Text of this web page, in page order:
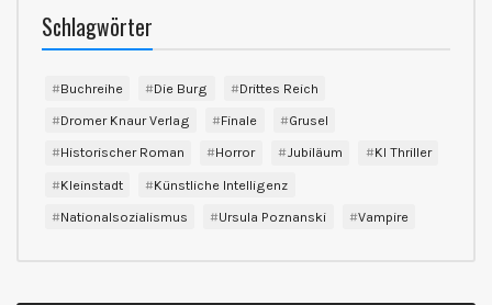
Schlagwörter
Buchreihe Die Burg
Drittes Reich
Dromer Knaur Verlag
Finale
Grusel
Historischer Roman
Horror Jubiläum
KI Thriller
Kleinstadt
Künstliche Intelligenz
Nationalsozialismus
Ursula Poznanski Vampire